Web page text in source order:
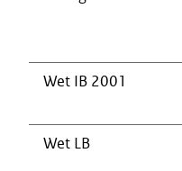
Wet IB 2001
Wet LB